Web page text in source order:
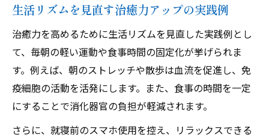
生活リズムを見直す治癒力アップの実践例
治癒力を高めるために生活リズムを見直した実践例とし
て、毎朝の軽い運動や食事時間の固定化が挙げられま
す。例えば、朝のストレッチや散歩は血流を促進し、免
疫細胞の活動を活発にします。また、食事の時間を一定
にすることで消化器官の負担が軽減されます。
さらに、就寝前のスマホ使用を控え、リラックスできる